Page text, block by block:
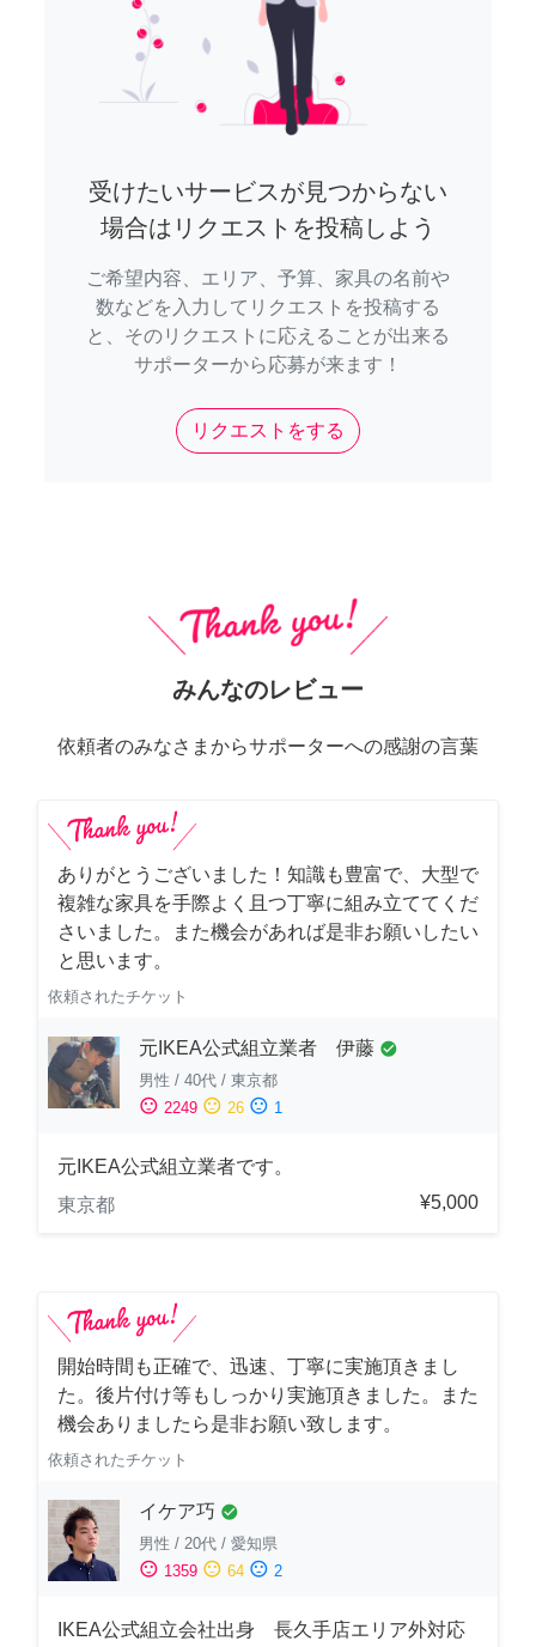
受けたいサービスが見つからない
場合はリクエストを投稿しよう
ご希望内容、エリア、予算、家具の名前や
数などを入力してリクエストを投稿する
と、そのリクエストに応えることが出来る
サポーターから応募が来ます！
リクエストをする
みんなのレビュー
依頼者のみなさまからサポーターへの感謝の言葉
ありがとうございました！知識も豊富で、大型で
複雑な家具を手際よく且つ丁寧に組み立ててくだ
さいました。また機会があれば是非お願いしたい
と思います。
依頼されたチケット
元IKEA公式組立業者 伊藤 check_circle
男性 / 40代 / 東京都
sentiment_satisfied 2249 sentiment_neutral 26 sentiment_dissatisfied 1
元IKEA公式組立業者です。
東京都
¥5,000
開始時間も正確で、迅速、丁寧に実施頂きまし
た。後片付け等もしっかり実施頂きました。また
機会ありましたら是非お願い致します。
依頼されたチケット
イケア巧 check_circle
男性 / 20代 / 愛知県
sentiment_satisfied 1359 sentiment_neutral 64 sentiment_dissatisfied 2
IKEA公式組立会社出身 長久手店エリア外対応